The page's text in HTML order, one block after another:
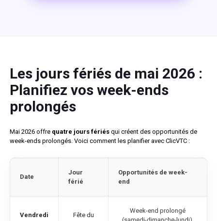
Les jours fériés de mai 2026 :
Planifiez vos week-ends
prolongés
Mai 2026 offre quatre jours fériés qui créent des opportunités de
week-ends prolongés. Voici comment les planifier avec ClicVTC :
Date
Jour
férié
Opportunités de week-
end
Vendredi
Fête du
Week-end prolongé